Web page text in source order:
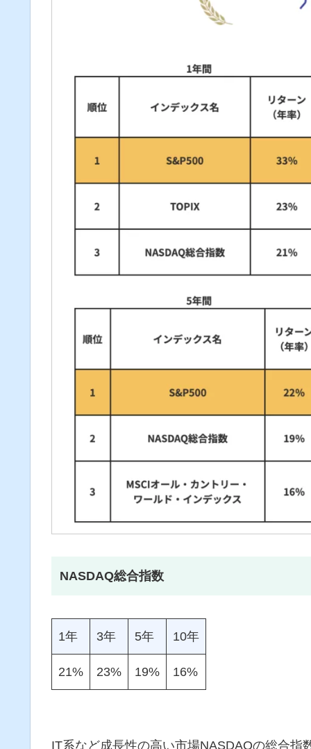
NASDAQ総合指数
1年 3年 5年 10年
21% 23% 19% 16%
IT系など成長性の高い市場NASDAQの総合指